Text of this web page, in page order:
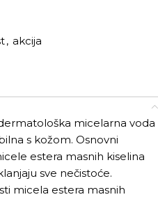
, akcija
micelarna voda
s kožom. Osnovni
estera masnih kiselina
sve nečistoće.
micela estera masnih